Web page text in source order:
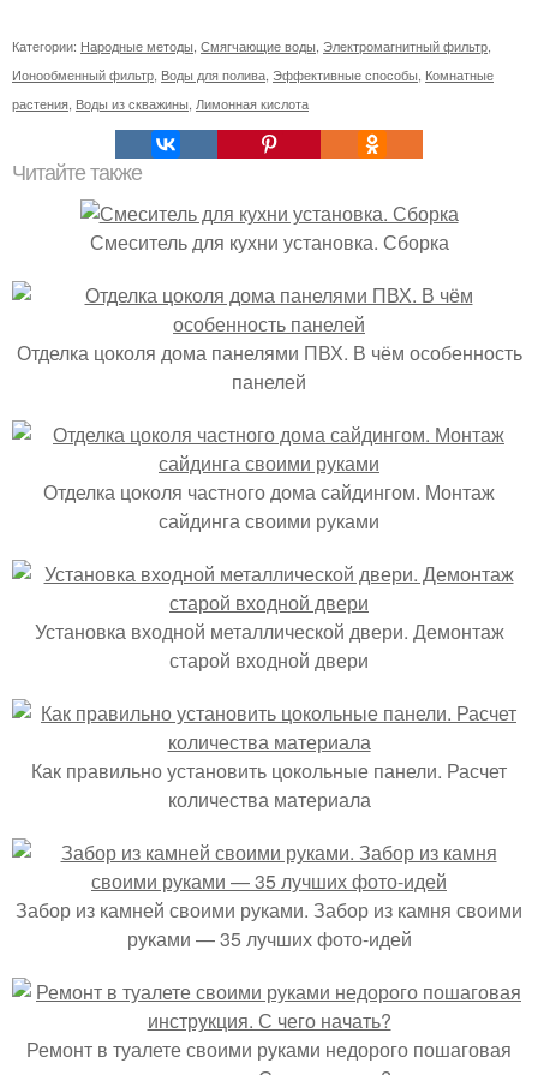
Категории: Народные методы Смягчающие воды Электромагнитный фильтр
Ионообменный фильтр Воды для полива Эффективные способы Комнатные
растения Воды из скважины Лимонная кислота
Читайте также
Смеситель для кухни установка. Сборка
Отделка цоколя дома панелями ПВХ. В чём особенность
панелей
Отделка цоколя частного дома сайдингом. Монтаж
сайдинга своими руками
Установка входной металлической двери. Демонтаж
старой входной двери
Как правильно установить цокольные панели. Расчет
количества материала
Забор из камней своими руками. Забор из камня своими
руками — 35 лучших фото-идей
Ремонт в туалете своими руками недорого пошаговая